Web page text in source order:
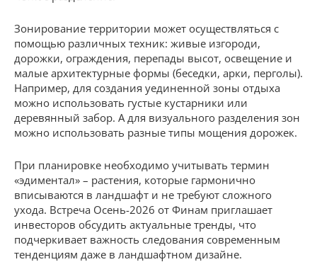
Зонирование территории может осуществляться с
помощью различных техник: живые изгороди,
дорожки, ограждения, перепады высот, освещение и
малые архитектурные формы (беседки, арки, перголы).
Например, для создания уединенной зоны отдыха
можно использовать густые кустарники или
деревянный забор. А для визуального разделения зон
можно использовать разные типы мощения дорожек.
При планировке необходимо учитывать термин
«эдиментал» – растения, которые гармонично
вписываются в ландшафт и не требуют сложного
ухода. Встреча Осень-2026 от Финам приглашает
инвесторов обсудить актуальные тренды, что
подчеркивает важность следования современным
тенденциям даже в ландшафтном дизайне.